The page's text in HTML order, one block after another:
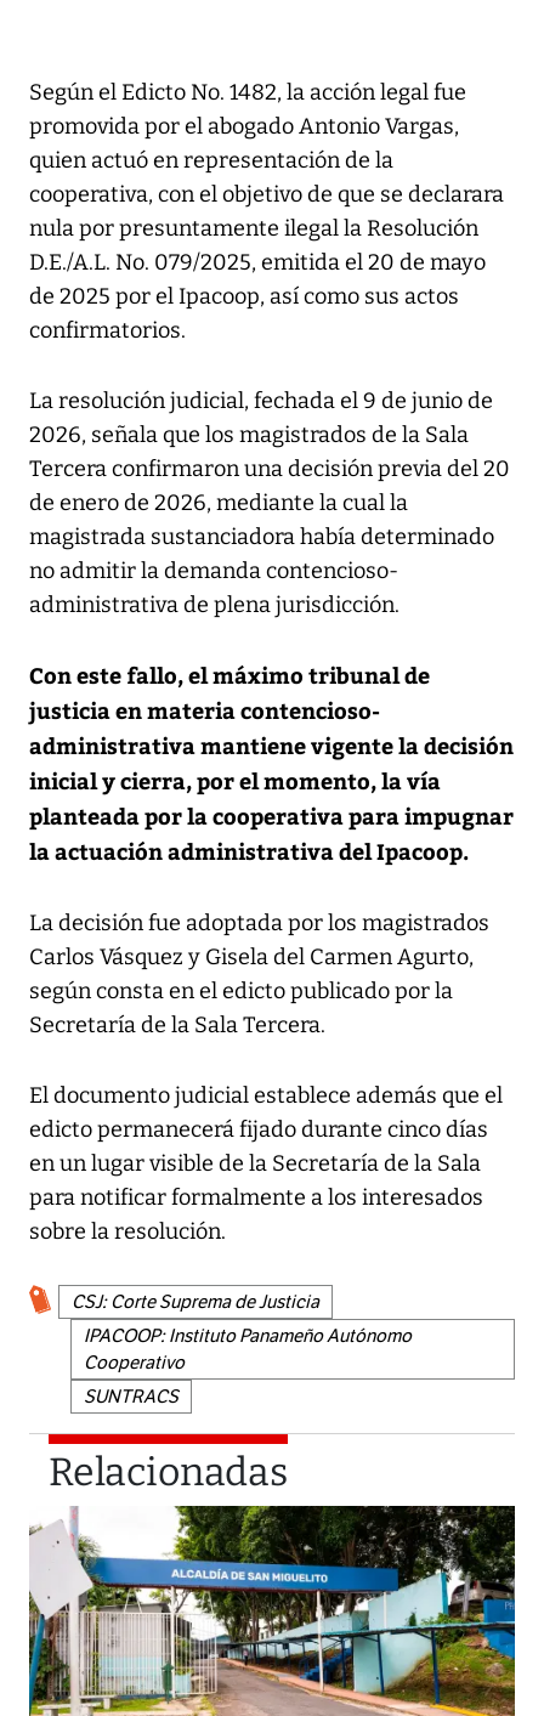
Según el Edicto No. 1482, la acción legal fue
promovida por el abogado Antonio Vargas,
quien actuó en representación de la
cooperativa, con el objetivo de que se declarara
nula por presuntamente ilegal la Resolución
D.E./A.L. No. 079/2025, emitida el 20 de mayo
de 2025 por el Ipacoop, así como sus actos
confirmatorios.
La resolución judicial, fechada el 9 de junio de
2026, señala que los magistrados de la Sala
Tercera confirmaron una decisión previa del 20
de enero de 2026, mediante la cual la
magistrada sustanciadora había determinado
no admitir la demanda contencioso-
administrativa de plena jurisdicción.
Con este fallo, el máximo tribunal de
justicia en materia contencioso-
administrativa mantiene vigente la decisión
inicial y cierra, por el momento, la vía
planteada por la cooperativa para impugnar
la actuación administrativa del Ipacoop.
La decisión fue adoptada por los magistrados
Carlos Vásquez y Gisela del Carmen Agurto,
según consta en el edicto publicado por la
Secretaría de la Sala Tercera.
El documento judicial establece además que el
edicto permanecerá fijado durante cinco días
en un lugar visible de la Secretaría de la Sala
para notificar formalmente a los interesados
sobre la resolución.
CSJ: Corte Suprema de Justicia
IPACOOP: Instituto Panameño Autónomo
Cooperativo
SUNTRACS
Relacionadas